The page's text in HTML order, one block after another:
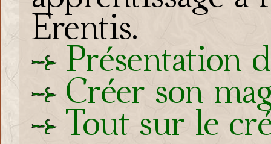
Erentis.
Présentation
Créer son
Tout sur le